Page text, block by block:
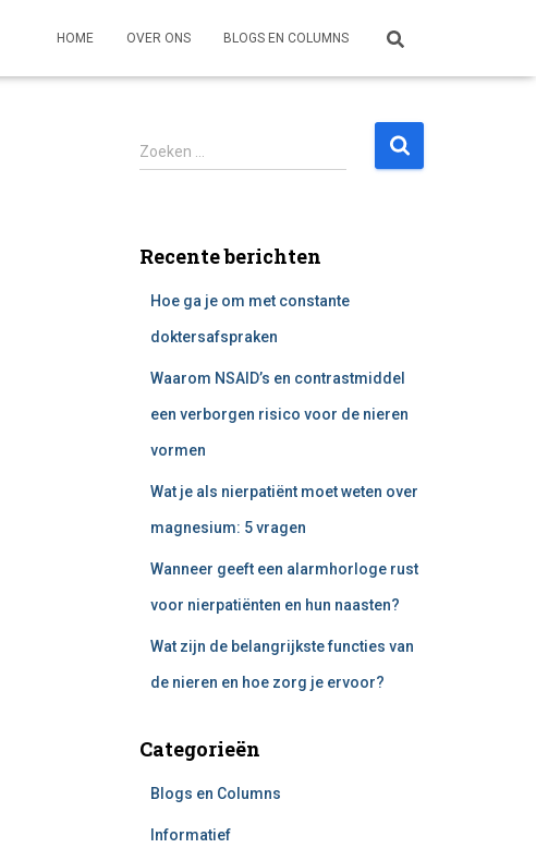
HOME OVER ONS BLOGS EN COLUMNS
Z
o
n
Zoeken …
Recente berichten
Hoe ga je om met constante
doktersafspraken
Waarom NSAID’s en contrastmiddel
een verborgen risico voor de nieren
vormen
Wat je als nierpatiënt moet weten over
magnesium: 5 vragen
Wanneer geeft een alarmhorloge rust
voor nierpatiënten en hun naasten?
Wat zijn de belangrijkste functies van
de nieren en hoe zorg je ervoor?
Categorieën
Blogs en Columns
Informatief